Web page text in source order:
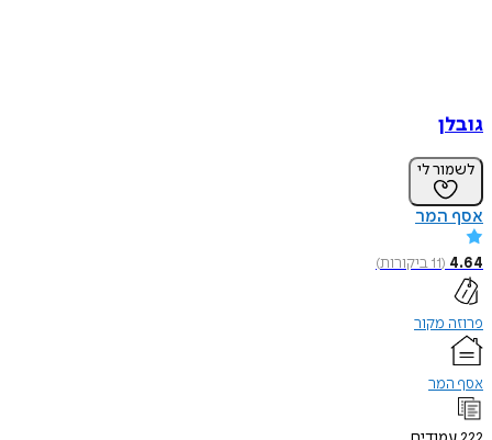
גובלן
לשמור לי
אסף המר
4.64
(
11ביקורות)
פרוזה מקור
אסף המר